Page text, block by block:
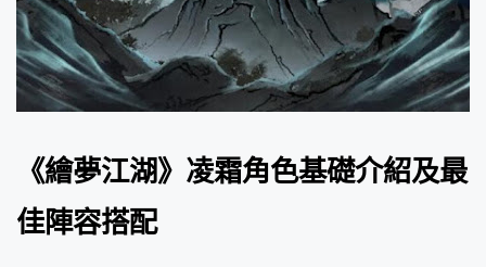
《繪夢江湖》凌霜角色基礎介紹及最
佳陣容搭配